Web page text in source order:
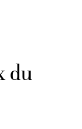
du